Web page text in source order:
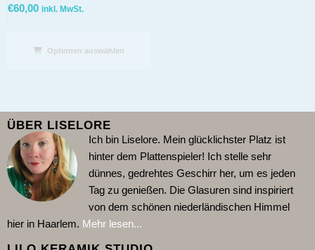
€60,00 inkl. MwSt.
Optionen auswählen
ÜBER LISELORE
Ich bin Liselore. Mein glücklichster Platz ist
hinter dem Plattenspieler! Ich stelle sehr
dünnes, gedrehtes Geschirr her, um es jeden
Tag zu genießen. Die Glasuren sind inspiriert
von dem schönen niederländischen Himmel
hier in Haarlem. Mehr lesen...